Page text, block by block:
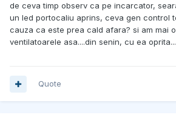
de ceva timp observ ca pe incarcator,
un led portocaliu aprins, ceva gen control
cauza ca este prea cald afara? si am mai
ventilatoarele asa....din senin, cu ea
Quote